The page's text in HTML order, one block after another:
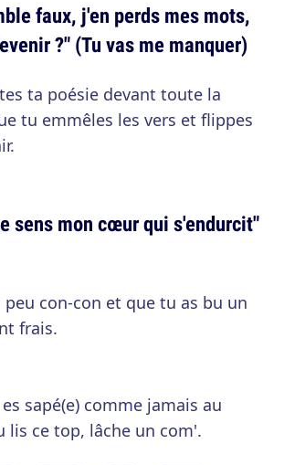
faux, j'en perds mes mots,
?" (Tu vas me manquer)
ta poésie devant toute la
tu emmêles les vers et flippes
sens mon cœur qui s'endurcit"
peu con-con et que tu as bu un
frais.
sapé(e) comme jamais au
lis ce top, lâche un com'.